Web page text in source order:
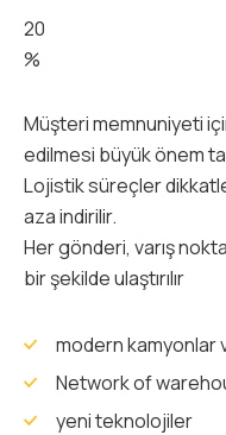
20
%
Müşteri memnuniyeti
edilmesi büyük önem
Lojistik süreçler
aza indirilir.
Her gönderi, varış
bir şekilde ulaştırılır
modern kamyonlar
Network of
yeni teknolojiler